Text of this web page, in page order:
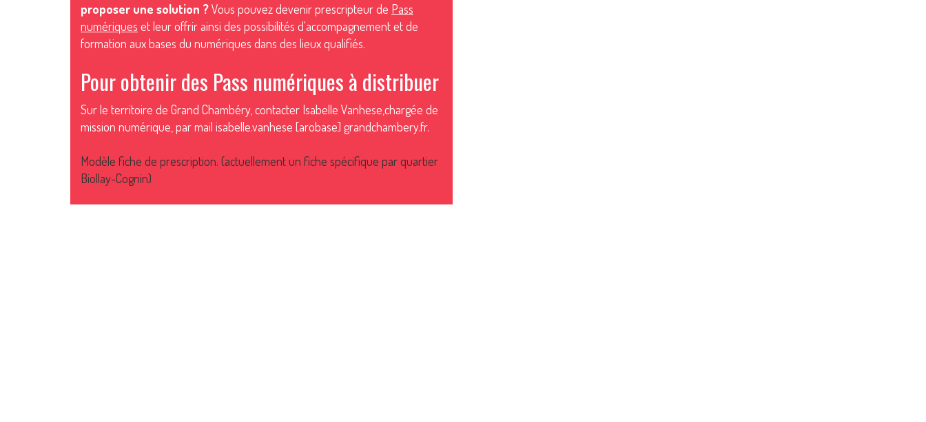
proposer une solution ?Vous pouvez devenir prescripteur de Pass
numériques et leur offrir ainsi des possibilités d'accompagnement et de
formation aux bases du numériques dans des lieux qualifiés.
Pour obtenir des Pass numériques à distribuer
Sur le territoire de Grand Chambéry, contacter Isabelle Vanhese,chargée de
mission numérique, par mail isabelle.vanhese [arobase] grandchambery.fr.
Modèle fiche de prescription. (actuellement un fiche spécifique par quartier
Biollay-Cognin)